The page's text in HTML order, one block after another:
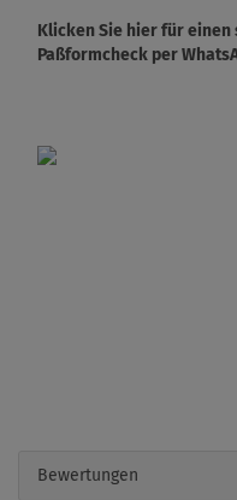
Klicken Sie hier für
Paßformcheck per
Bewertungen